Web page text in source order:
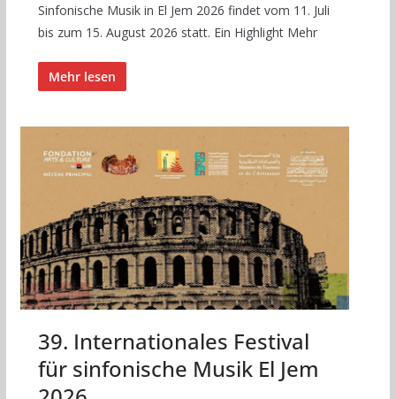
Sinfonische Musik in El Jem 2026 findet vom 11. Juli
bis zum 15. August 2026 statt. Ein Highlight Mehr
Mehr lesen
39. Internationales Festival
für sinfonische Musik El Jem